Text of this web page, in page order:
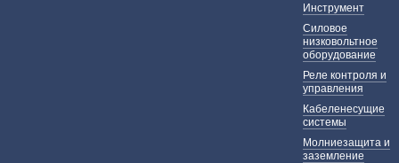
Инструмент
Силовое
низковольтное
оборудование
Реле контроля и
управления
Кабеленесущие
системы
Молниезащита и
заземление